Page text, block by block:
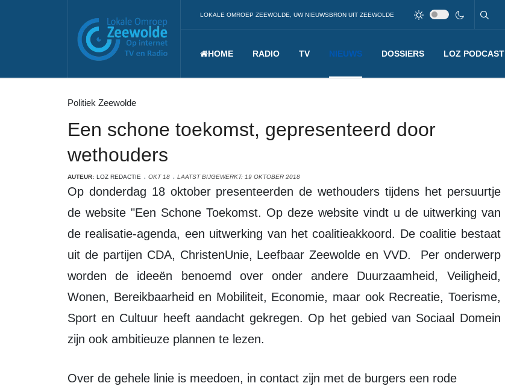
LOKALE OMROEP ZEEWOLDE, UW NIEUWSBRON UIT ZEEWOLDE
HOME RADIO TV NIEUWS DOSSIERS LOZ PODCAST
Politiek Zeewolde
Een schone toekomst, gepresenteerd door
wethouders
AUTEUR: LOZ REDACTIE OKT 18 LAATST BIJGEWERKT: 19 OKTOBER 2018
Op donderdag 18 oktober presenteerden de wethouders tijdens het persuurtje
de website "Een Schone Toekomst. Op deze website vindt u de uitwerking van
de realisatie-agenda, een uitwerking van het coalitieakkoord. De coalitie bestaat
uit de partijen CDA, ChristenUnie, Leefbaar Zeewolde en VVD. Per onderwerp
worden de ideeën benoemd over onder andere Duurzaamheid, Veiligheid,
Wonen, Bereikbaarheid en Mobiliteit, Economie, maar ook Recreatie, Toerisme,
Sport en Cultuur heeft aandacht gekregen. Op het gebied van Sociaal Domein
zijn ook ambitieuze plannen te lezen.
Over de gehele linie is meedoen, in contact zijn met de burgers een rode